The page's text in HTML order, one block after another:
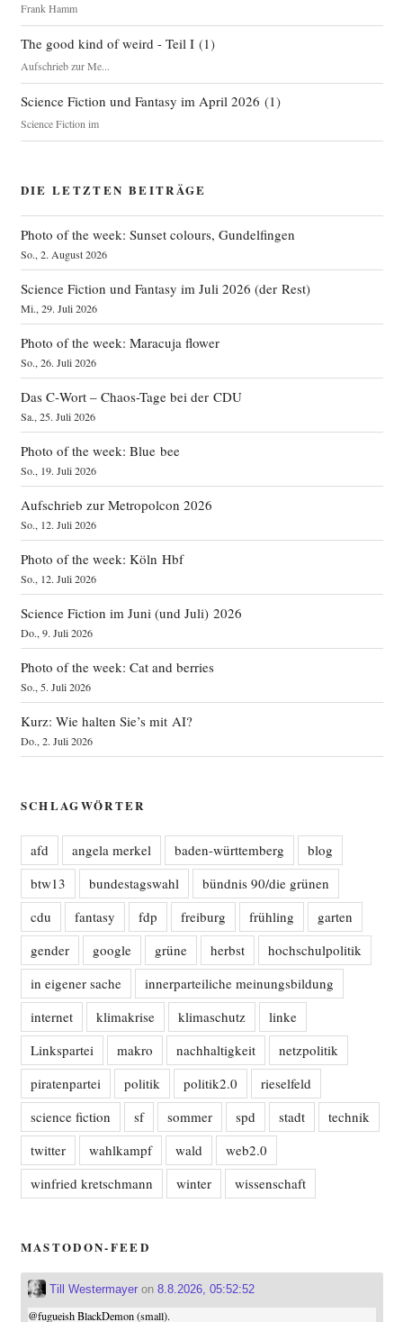
Frank Hamm
The good kind of weird - Teil I(1)
Aufschrieb zur Me...
Science Fiction und Fantasy im April 2026 (1)
Science Fiction im
DIE LETZTEN BEITRÄGE
Photo of the week: Sunset colours, Gundelfingen
So., 2. August 2026
Science Fiction und Fantasy im Juli 2026 (der Rest)
Mi., 29. Juli 2026
Photo of the week: Maracuja flower
So., 26. Juli 2026
Das C‑Wort – Chaos-Tage bei der CDU
Sa., 25. Juli 2026
Photo of the week: Blue bee
So., 19. Juli 2026
Aufschrieb zur Metropolcon 2026
So., 12. Juli 2026
Photo of the week: Köln Hbf
So., 12. Juli 2026
Science Fiction im Juni (und Juli) 2026
Do., 9. Juli 2026
Photo of the week: Cat and berries
So., 5. Juli 2026
Kurz: Wie halten Sie’s mit AI?
Do., 2. Juli 2026
SCHLAGWÖRTER
afd angela merkel baden-württemberg
blog
btw13
bundestagswahl
bündnis 90/die grünen
cdu
fantasy fdp freiburg frühling
garten
gender
google grüne herbst
hochschulpolitik
in eigener sache
innerparteiliche meinungsbildung
internet
klimakrise klimaschutz
linke
Linkspartei
makro nachhaltigkeit
netzpolitik
piratenpartei
politik politik2.0
rieselfeld
science fiction
sf sommer spd stadt
technik
twitter
wahlkampf wald
web2.0
winfried kretschmann
winter wissenschaft
MASTODON-FEED
Till Westermayeron 8.8.2026, 05:52:52
@fugueishBlackDemon (small).